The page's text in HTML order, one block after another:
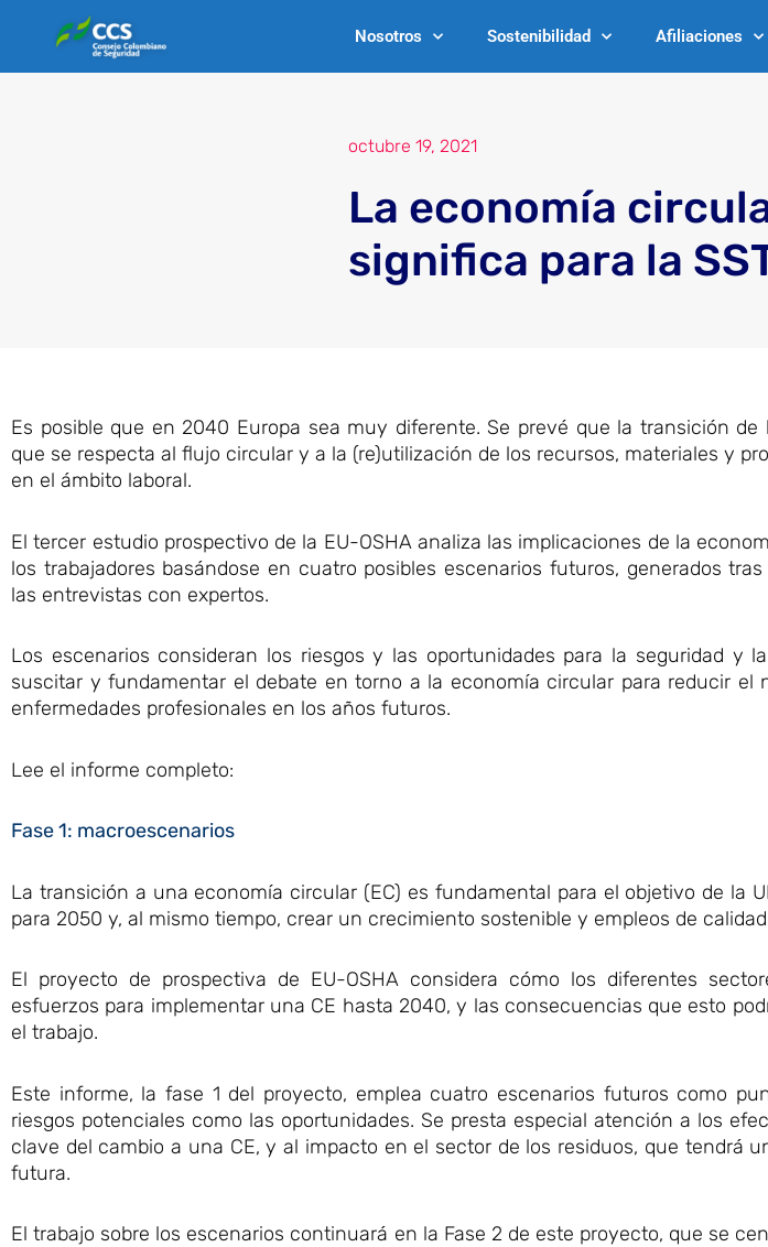
Nosotros Sostenibilidad Afiliaciones
octubre 19, 2021
La economía
significa para la
Es posible que en 2040 Europa sea muy diferente. Se prevé que la transición
que se respecta al flujo circular y a la (re)utilización de los recursos, materiales y
en el ámbito laboral.
El tercer estudio prospectivo de la EU-OSHA analiza las implicaciones de la
los trabajadores basándose en cuatro posibles escenarios futuros, generados
las entrevistas con expertos.
Los escenarios consideran los riesgos y las oportunidades para la seguridad y
suscitar y fundamentar el debate en torno a la economía circular para reducir el
enfermedades profesionales en los años futuros.
Lee el informe completo:
Fase 1: macroescenarios
La transición a una economía circular (EC) es fundamental para el objetivo de la
para 2050 y, al mismo tiempo, crear un crecimiento sostenible y empleos de
El proyecto de prospectiva de EU-OSHA considera cómo los diferentes
esfuerzos para implementar una CE hasta 2040, y las consecuencias que esto
el trabajo.
Este informe, la fase 1 del proyecto, emplea cuatro escenarios futuros como
riesgos potenciales como las oportunidades. Se presta especial atención a los
clave del cambio a una CE, y al impacto en el sector de los residuos, que tendrá
futura.
El trabajo sobre los escenarios continuará en la Fase 2 de este proyecto, que se